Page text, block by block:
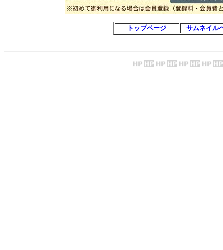
トップページ サムネイル